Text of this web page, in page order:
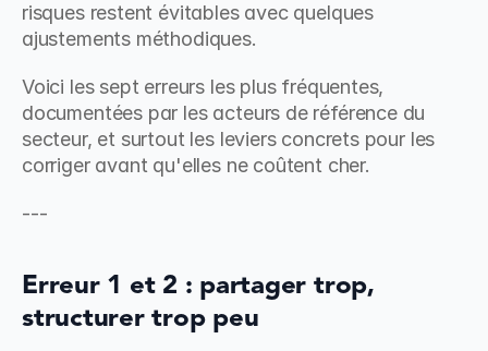
risques restent évitables avec quelques
ajustements méthodiques.
Voici les sept erreurs les plus fréquentes,
documentées par les acteurs de référence du
secteur, et surtout les leviers concrets pour les
corriger avant qu'elles ne coûtent cher.
---
Erreur 1 et 2 : partager trop,
structurer trop peu